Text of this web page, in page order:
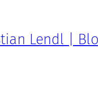
Lendl |